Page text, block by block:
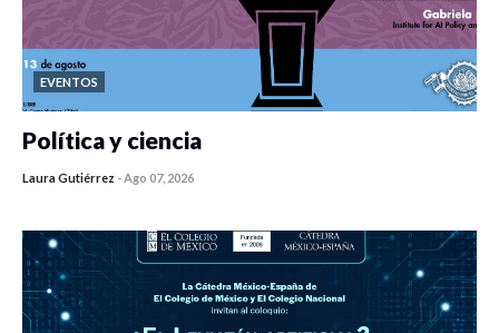
EVENTOS
Política y ciencia
Laura Gutiérrez -Ago 07, 2026